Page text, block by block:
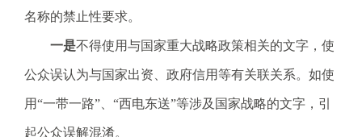
名称的禁止性要求。
一是不得使用与国家重大战略政策相关的文字，使
公众误认为与国家出资、政府信用等有关联关系。如使
用“一带一路”、“西电东送”等涉及国家战略的文字，引
起公众误解混淆。